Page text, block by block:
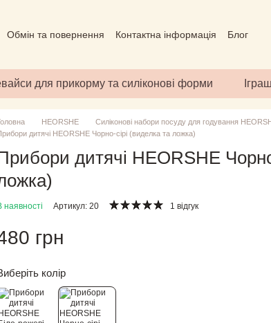
Обмін та повернення Контактна інформація
Блог
для прикорму та силіконові форми
HEORSHE
Силіконові набори посуду для годування
дитячі HEORSHE Чорно-сірі (виделка та ложка)
дитячі HEORSHE
наявності Артикул: 20 1 відгук
грн
колір